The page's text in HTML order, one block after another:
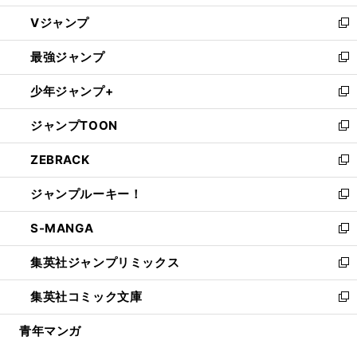
ウ
ィ
ン
ド
ウ
で
開
く
し
い
ウ
ィ
ン
ド
ウ
で
開
く
Vジャンプ
新
し
い
ウ
ィ
ン
ド
ウ
で
開
く
最強ジャンプ
新
し
い
ウ
ィ
ン
ド
ウ
で
開
く
少年ジャンプ+
新
し
い
ウ
ィ
ン
ド
ウ
で
開
く
ジャンプTOON
新
し
い
ウ
ィ
ン
ド
ウ
で
開
く
ZEBRACK
新
し
い
ウ
ィ
ン
ド
ウ
で
開
ジャンプルーキー！
新
し
い
ウ
ィ
ン
ド
ウ
S-MANGA
新
し
い
ウ
ィ
ン
集英社ジャンプリミックス
新
し
い
ウ
集英社コミック文庫
新
し
青年マンガ